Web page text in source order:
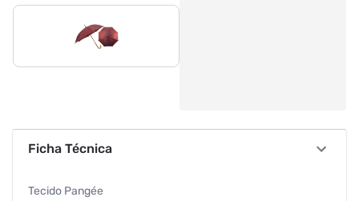
Ficha Técnica
Tecido Pangée